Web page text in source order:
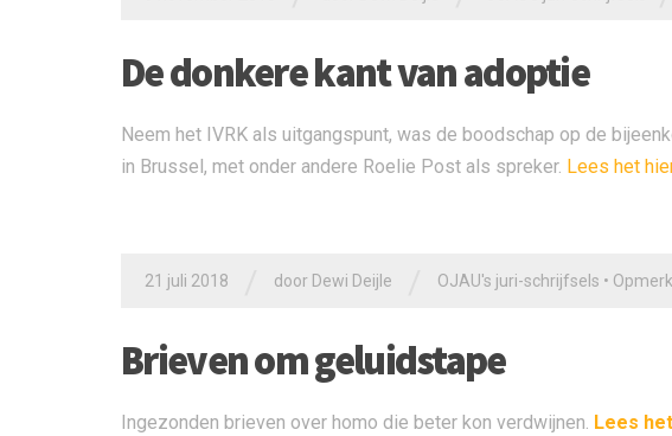
De donkere kant van adoptie
Neem het IVRK als uitgangspunt, was de boodschap op de
in Brussel, met onder andere Roelie Post als spreker. Lees het
21 juli 2018 door Dewi Deijle OJAU's juri-schrijfsels •
Brieven om geluidstape
Ingezonden brieven over homo die beter kon verdwijnen. Lees